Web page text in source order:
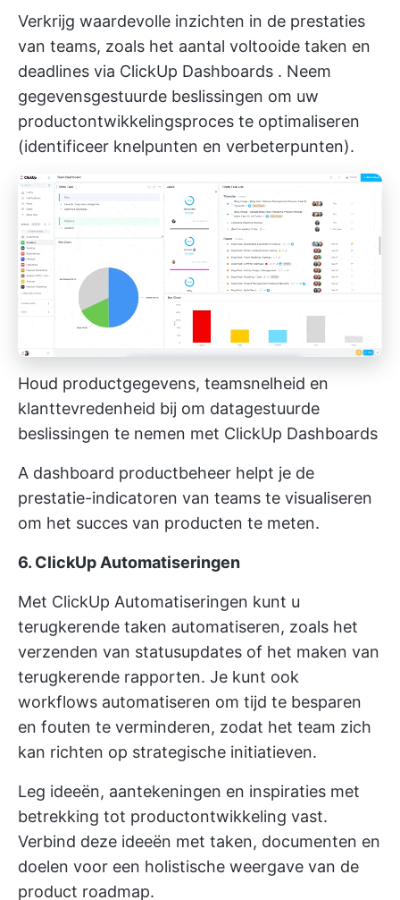
Verkrijg waardevolle inzichten in de prestaties
van teams, zoals het aantal voltooide taken en
deadlines via ClickUp Dashboards . Neem
gegevensgestuurde beslissingen om uw
productontwikkelingsproces te optimaliseren
(identificeer knelpunten en verbeterpunten).
Houd productgegevens, teamsnelheid en
klanttevredenheid bij om datagestuurde
beslissingen te nemen met ClickUp Dashboards
A dashboard productbeheer helpt je de
prestatie-indicatoren van teams te visualiseren
om het succes van producten te meten.
6. ClickUp Automatiseringen
Met ClickUp Automatiseringen kunt u
terugkerende taken automatiseren, zoals het
verzenden van statusupdates of het maken van
terugkerende rapporten. Je kunt ook
workflows automatiseren om tijd te besparen
en fouten te verminderen, zodat het team zich
kan richten op strategische initiatieven.
Leg ideeën, aantekeningen en inspiraties met
betrekking tot productontwikkeling vast.
Verbind deze ideeën met taken, documenten en
doelen voor een holistische weergave van de
product roadmap.